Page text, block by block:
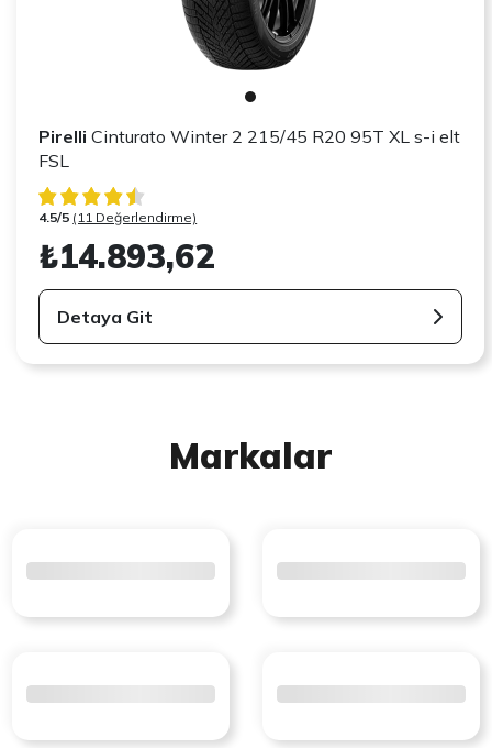
Pirelli Cinturato Winter 2 215/45 R20 95T XL s-i elt
FSL
4.5/5 (11 Değerlendirme)
₺14.893,62
Detaya Git
Markalar